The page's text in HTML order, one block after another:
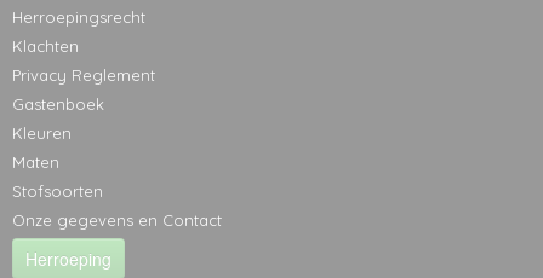
Herroepingsrecht
Klachten
Privacy Reglement
Gastenboek
Kleuren
Maten
Stofsoorten
Onze gegevens en Contact
Herroeping